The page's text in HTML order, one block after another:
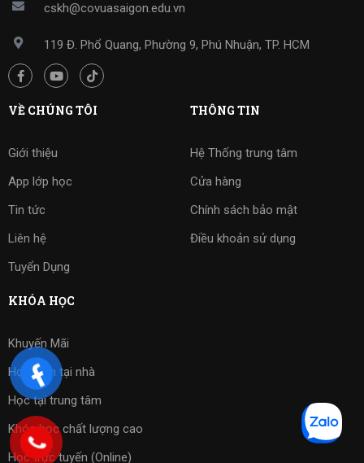
cskh@covuasaigon.edu.vn
119 Đ. Phổ Quang, Phường 9, Phú Nhuận, TP. HCM
VỀ CHÚNG TÔI
Giới thiệu
App lớp học
Tin tức
Liên hệ
Tuyển Dụng
THÔNG TIN
Hệ Thống trung tâm
Cửa hàng
Chính sách bảo mật
Điều khoản sử dụng
KHÓA HỌC
Khuyến Mãi
Học kèm tại nhà
Học tại trung tâm
Khóa học chất lượng cao
Học trực tuyến (Online)